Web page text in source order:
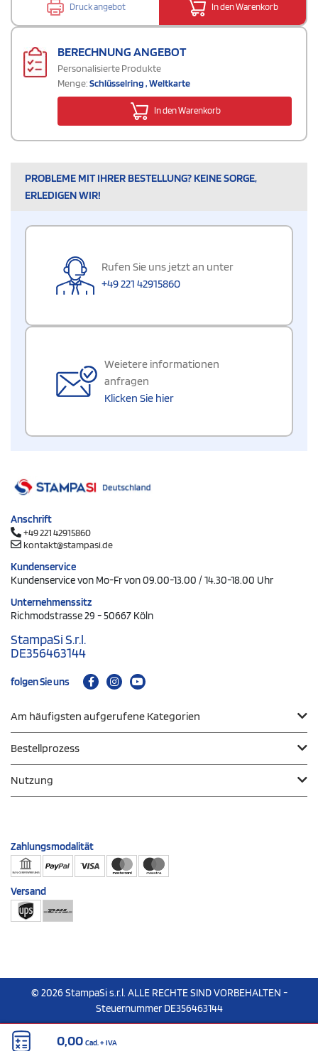
Druck angebot In den Warenkorb
BERECHNUNG ANGEBOT
Personalisierte Produkte
Menge:Schlüsselring , Weltkarte
In den Warenkorb
PROBLEME MIT IHRER BESTELLUNG? KEINE SORGE,
ERLEDIGEN WIR!
Rufen Sie uns jetzt an unter
+49 221 42915860
Weietere informationen
anfragen
Klicken Sie hier
0,00 Cad.+ IVA
Anschrift
+49 221 42915860
kontakt@stampasi.de
Kundenservice
Kundenservice von Mo-Fr von 09.00-13.00 / 14.30-18.00 Uhr
Unternehmenssitz
Richmodstrasse 29 - 50667 Köln
StampaSi S.r.l.
DE356463144
folgen Sie uns
Am häufigsten aufgerufene Kategorien
Bestellprozess
Nutzung
Zahlungsmodalität
Versand
© 2026 StampaSi s.r.l. ALLE RECHTE SIND VORBEHALTEN -
Steuernummer DE356463144